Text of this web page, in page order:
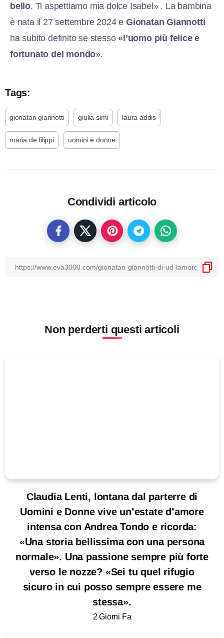
bello. Ti aspettiamo mia dolce Isabel» . La bambina
è nata il 27 settembre 2024 eGionatan Giannotti
ha subito definito se stesso«l’uomo più felice e
fortunato del mondo».
Tags:
gionatan giannotti giulia simi laura addis
maria de filippi uomini e donne
Condividi articolo
Non perderti questi articoli
Claudia Lenti, lontana dal parterre di
Uomini e Donne vive un’estate d’amore
intensa con Andrea Tondo e ricorda:
«Una storia bellissima con una persona
normale». Una passione sempre più forte
verso le nozze? «Sei tu quel rifugio
sicuro in cui posso sempre essere me
stessa».
2 Giorni Fa